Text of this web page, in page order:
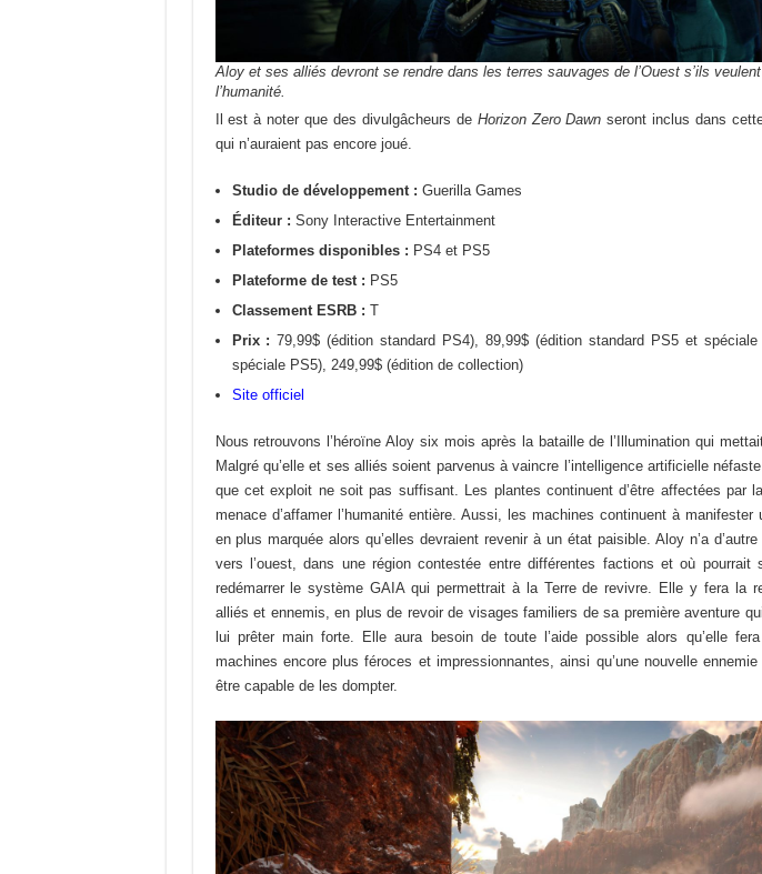
Aloy et ses alliés devront se rendre dans les terres sauvages de l’Ouest s’ils
l’humanité.
Il est à noter que des divulgâcheurs de Horizon Zero Dawn seront inclus dans
qui n’auraient pas encore joué.
Studio de développement : Guerilla Games
Éditeur : Sony Interactive Entertainment
Plateformes disponibles : PS4 et PS5
Plateforme de test : PS5
Classement ESRB : T
Prix : 79,99$ (édition standard PS4), 89,99$ (édition standard PS5 et
spéciale PS5), 249,99$ (édition de collection)
Site officiel
Nous retrouvons l’héroïne Aloy six mois après la bataille de l’Illumination qui
Malgré qu’elle et ses alliés soient parvenus à vaincre l’intelligence artificielle
que cet exploit ne soit pas suffisant. Les plantes continuent d’être affectées par
menace d’affamer l’humanité entière. Aussi, les machines continuent à manifester
en plus marquée alors qu’elles devraient revenir à un état paisible. Aloy n’a
vers l’ouest, dans une région contestée entre différentes factions et où pourrait
redémarrer le système GAIA qui permettrait à la Terre de revivre. Elle y fera la
alliés et ennemis, en plus de revoir de visages familiers de sa première aventure
lui prêter main forte. Elle aura besoin de toute l’aide possible alors qu’elle
machines encore plus féroces et impressionnantes, ainsi qu’une nouvelle
être capable de les dompter.